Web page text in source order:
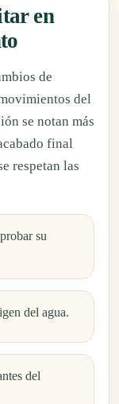
en
de
del
se notan más
final
respetan las
su
del agua.
del